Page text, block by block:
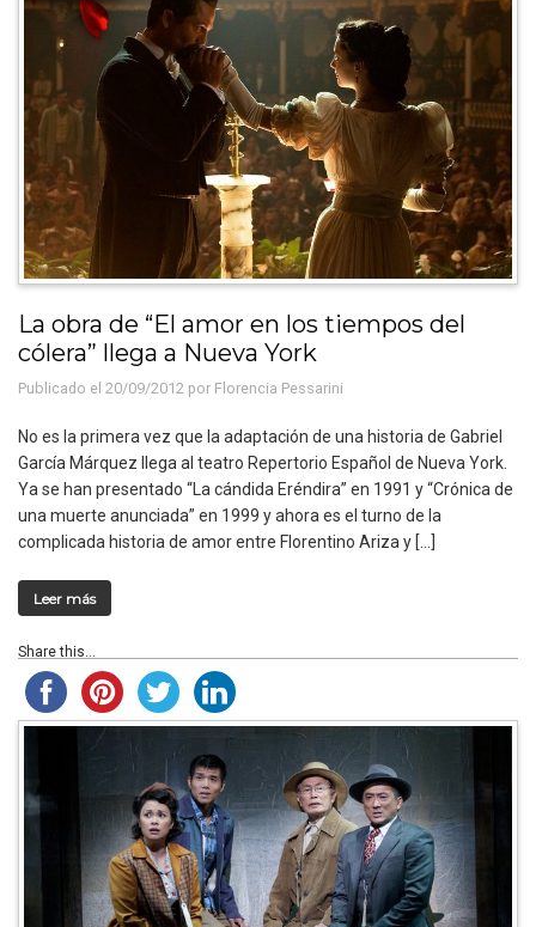
La obra de “El amor en los tiempos del
cólera” llega a Nueva York
Publicado el 20/09/2012 por Florencia Pessarini
No es la primera vez que la adaptación de una historia de Gabriel
García Márquez llega al teatro Repertorio Español de Nueva York.
Ya se han presentado “La cándida Eréndira” en 1991 y “Crónica de
una muerte anunciada” en 1999 y ahora es el turno de la
complicada historia de amor entre Florentino Ariza y […]
Leer más
Share this...